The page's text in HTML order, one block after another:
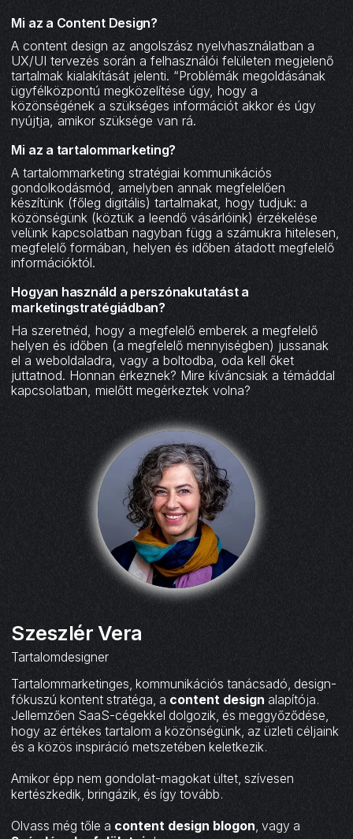
Mi az a Content Design?
A content design az angolszász nyelvhasználatban a
UX/UI tervezés során a felhasználói felületen megjelenő
tartalmak kialakítását jelenti. “Problémák megoldásának
ügyfélközpontú megközelítése úgy, hogy a
közönségének a szükséges információt akkor és úgy
nyújtja, amikor szüksége van rá.
Mi az a tartalommarketing?
A tartalommarketing stratégiai kommunikációs
gondolkodásmód, amelyben annak megfelelően
készítünk (főleg digitális) tartalmakat, hogy tudjuk: a
közönségünk (köztük a leendő vásárlóink) érzékelése
velünk kapcsolatban nagyban függ a számukra hitelesen,
megfelelő formában, helyen és időben átadott megfelelő
információktól.
Hogyan használd a perszónakutatást a
marketingstratégiádban?
Ha szeretnéd, hogy a megfelelő emberek a megfelelő
helyen és időben (a megfelelő mennyiségben) jussanak
el a weboldaladra, vagy a boltodba, oda kell őket
juttatnod. Honnan érkeznek? Mire kíváncsiak a témáddal
kapcsolatban, mielőtt megérkeztek volna?
Szeszlér Vera
Tartalomdesigner
Tartalommarketinges, kommunikációs tanácsadó, design-
fókuszú kontent stratéga, a content design alapítója.
Jellemzően SaaS-cégekkel dolgozik, és meggyőződése,
hogy az értékes tartalom a közönségünk, az üzleti céljaink
és a közös inspiráció metszetében keletkezik.
Amikor épp nem gondolat-magokat ültet, szívesen
kertészkedik, bringázik, és így tovább.
Olvass még tőle a content design blogon , vagy a